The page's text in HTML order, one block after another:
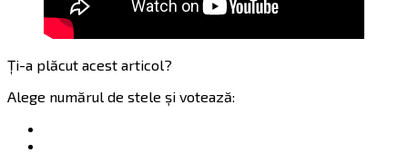
Ți-a plăcut acest articol?
Alege numărul de stele și votează: